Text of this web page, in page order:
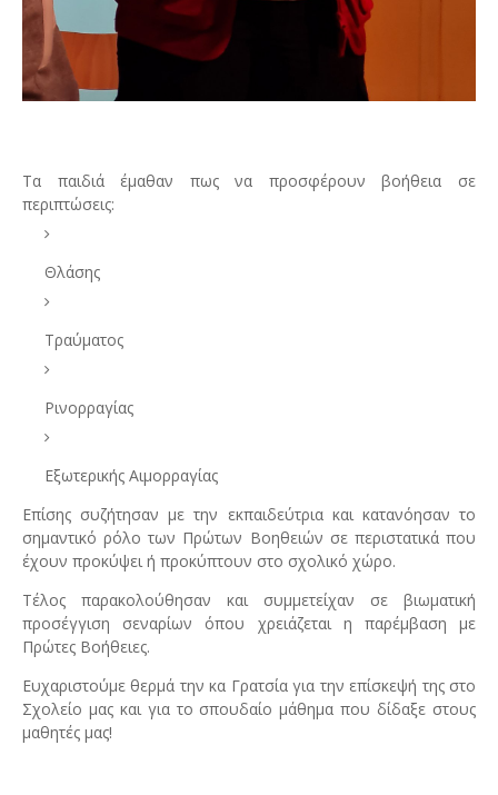
Τα παιδιά έμαθαν πως να προσφέρουν βοήθεια σε
περιπτώσεις:
Θλάσης
Τραύματος
Ρινορραγίας
Εξωτερικής Αιμορραγίας
Επίσης συζήτησαν με την εκπαιδεύτρια και κατανόησαν το
σημαντικό ρόλο των Πρώτων Βοηθειών σε περιστατικά που
έχουν προκύψει ή προκύπτουν στο σχολικό χώρο.
Τέλος παρακολούθησαν και συμμετείχαν σε βιωματική
προσέγγιση σεναρίων όπου χρειάζεται η παρέμβαση με
Πρώτες Βοήθειες.
Ευχαριστούμε θερμά την κα Γρατσία για την επίσκεψή της στο
Σχολείο μας και για το σπουδαίο μάθημα που δίδαξε στους
μαθητές μας!